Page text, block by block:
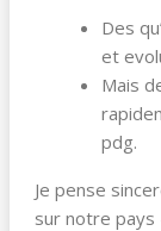
Des
et
Mais
pdg.
Je pense
sur notre pays